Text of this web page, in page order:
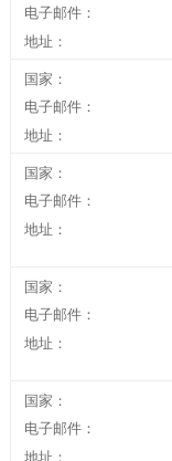
电子邮件：
地址：
国家：
电子邮件：
地址：
国家：
电子邮件：
地址：
国家：
电子邮件：
地址：
国家：
电子邮件：
地址：